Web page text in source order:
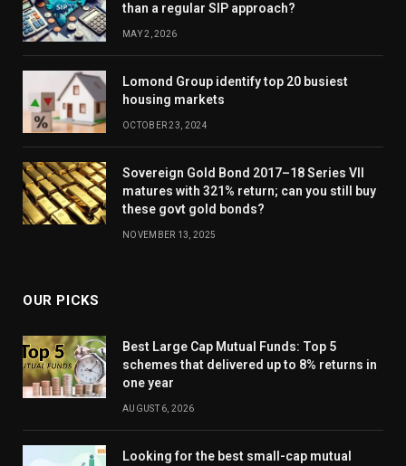
than a regular SIP approach?
MAY 2, 2026
Lomond Group identify top 20 busiest
housing markets
OCTOBER 23, 2024
Sovereign Gold Bond 2017–18 Series VII
matures with 321% return; can you still buy
these govt gold bonds?
NOVEMBER 13, 2025
OUR PICKS
Best Large Cap Mutual Funds: Top 5
schemes that delivered up to 8% returns in
one year
AUGUST 6, 2026
Looking for the best small-cap mutual